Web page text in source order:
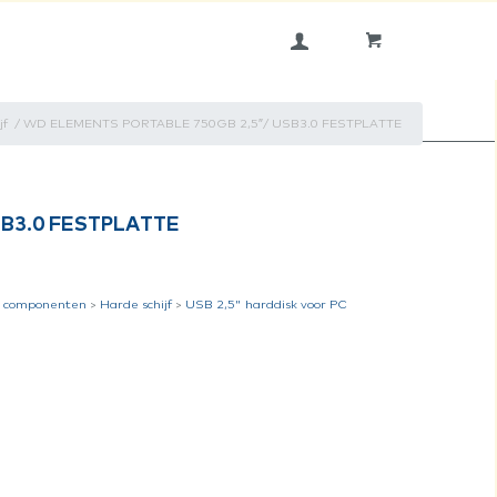
/ WD ELEMENTS PORTABLE 750GB 2,5″/ USB3.0 FESTPLATTE
FESTPLATTE
componenten > Harde schijf> USB 2,5" harddisk voor PC